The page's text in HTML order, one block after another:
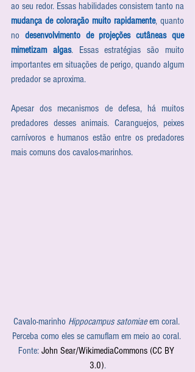
mudança de coloração muito rapidamente, quanto
no desenvolvimento de projeções cutâneas que
mimetizam algas. Essas estratégias são muito
importantes em situações de perigo, quando algum
predador se aproxima.
Apesar dos mecanismos de defesa, há muitos
predadores desses animais. Caranguejos, peixes
carnívoros e humanos estão entre os predadores
mais comuns dos cavalos-marinhos.
Cavalo-marinho Hippocampus satomiae em coral.
Perceba como eles se camuflam em meio ao coral.
Fonte: John Sear/WikimediaCommons (CC BY
3.0).